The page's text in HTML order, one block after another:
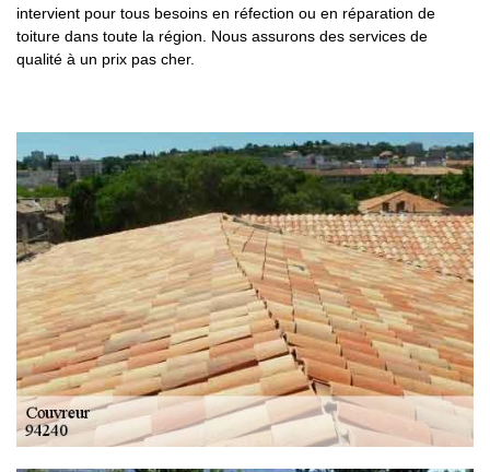
intervient pour tous besoins en réfection ou en réparation de
toiture dans toute la région. Nous assurons des services de
qualité à un prix pas cher.